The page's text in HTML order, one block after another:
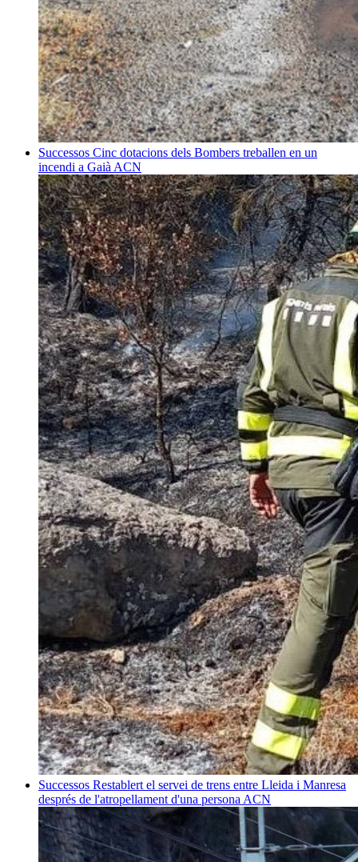
Successos Cinc dotacions dels Bombers treballen en un
incendi a Gaià ACN
Successos Restablert el servei de trens entre Lleida i Manresa
després de l'atropellament d'una persona ACN